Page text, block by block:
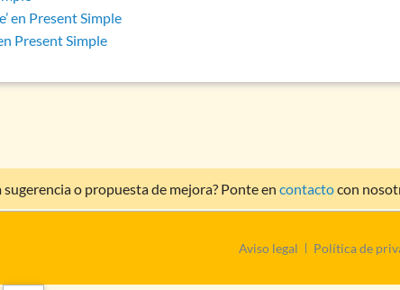
en Present Simple
Present Simple
o propuesta de mejora? Ponte en contactocon
Saltar
Aviso legal Política de